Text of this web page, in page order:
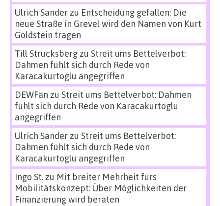
Ulrich Sanderzu Entscheidung gefallen: Die
neue Straße in Grevel wird den Namen von Kurt
Goldstein tragen
Till Strucksbergzu Streit ums Bettelverbot:
Dahmen fühlt sich durch Rede von
Karacakurtoglu angegriffen
DEWFan zu Streit ums Bettelverbot: Dahmen
fühlt sich durch Rede von Karacakurtoglu
angegriffen
Ulrich Sanderzu Streit ums Bettelverbot:
Dahmen fühlt sich durch Rede von
Karacakurtoglu angegriffen
Ingo St.zu Mit breiter Mehrheit fürs
Mobilitätskonzept: Über Möglichkeiten der
Finanzierung wird beraten